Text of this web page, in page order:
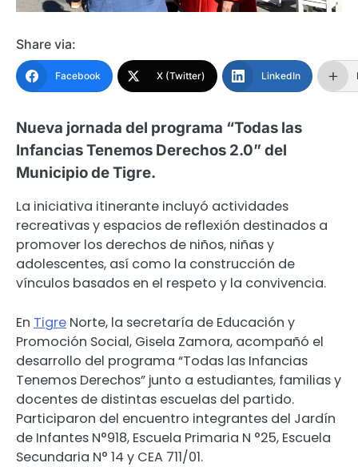
Share via:
Facebook X (Twitter) LinkedIn
Nueva jornada del programa “Todas las
Infancias Tenemos Derechos 2.0” del
Municipio de Tigre.
La iniciativa itinerante incluyó actividades
recreativas y espacios de reflexión destinados a
promover los derechos de niños, niñas y
adolescentes, así como la construcción de
vínculos basados en el respeto y la convivencia.
En Tigre Norte, la secretaría de Educación y
Promoción Social, Gisela Zamora, acompañó el
desarrollo del programa “Todas las Infancias
Tenemos Derechos” junto a estudiantes, familias y
docentes de distintas escuelas del partido.
Participaron del encuentro integrantes del Jardín
de Infantes N°918, Escuela Primaria N °25, Escuela
Secundaria N° 14 y CEA 711/01.